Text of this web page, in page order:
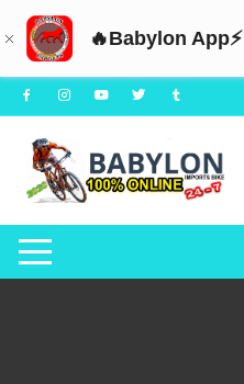
🔥Babylon App⚡
Saltar
al
contenido